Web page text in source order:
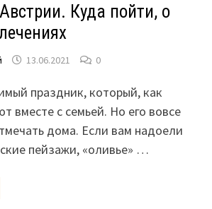
Куда пойти, о
13.06.2021 0
праздник, который, как
вместе с семьей. Но его вовсе
дома. Если вам надоели
пейзажи, «оливье» …